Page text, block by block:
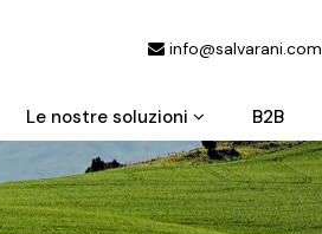
info@salvarani.com
Le nostre soluzioni B2B